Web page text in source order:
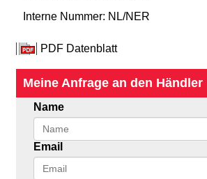
Interne Nummer: NL/NER
PDF Datenblatt
Meine Anfrage an den Händler
Name
Email